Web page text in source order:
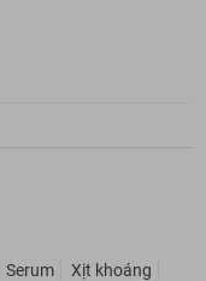
Serum
Xịt khoáng